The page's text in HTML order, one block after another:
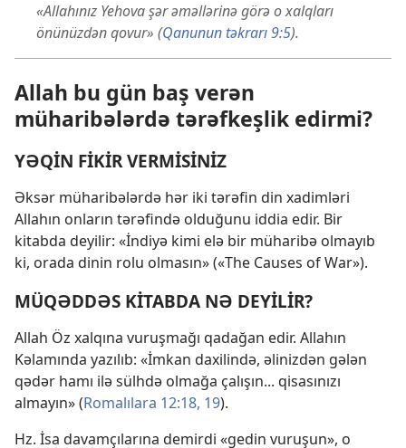
«Allahınız Yehova şər əməllərinə görə o xalqları
önünüzdən qovur» (Qanunun təkrarı 9:5).
Allah bu gün baş verən
müharibələrdə tərəfkeşlik edirmi?
YƏQİN FİKİR VERMİSİNİZ
Əksər müharibələrdə hər iki tərəfin din xadimləri
Allahın onların tərəfində olduğunu iddia edir. Bir
kitabda deyilir: «İndiyə kimi elə bir müharibə olmayıb
ki, orada dinin rolu olmasın» («The Causes of War»).
MÜQƏDDƏS KİTABDA NƏ DEYİLİR?
Allah Öz xalqına vuruşmağı qadağan edir. Allahın
Kəlamında yazılıb: «İmkan daxilində, əlinizdən gələn
qədər hamı ilə sülhdə olmağa çalışın... qisasınızı
almayın» (Romalılara 12:18, 19).
Hz. İsa davamçılarına demirdi «gedin vuruşun», o